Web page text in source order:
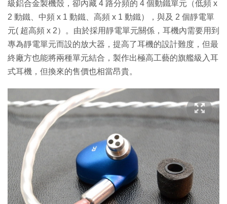
級鋁合金製機殼，卻內藏 4 路分頻的 4 個動鐵單元（低頻 x
2 動鐵、中頻 x 1 動鐵、高頻 x 1 動鐵），與及 2 個靜電單
元( 超高頻 x 2）。由於採用靜電單元關係，耳機內需要用到
專為靜電單元而設的放大器，提高了耳機的設計難度，但最
終廠方也能將兩種單元結合，製作出極高工藝的旗艦級入耳
式耳機，但換來的售價也相當昂貴。